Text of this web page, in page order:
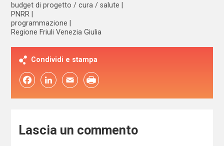
budget di progetto / cura / salute
PNRR
programmazione
Regione Friuli Venezia Giulia
Condividi e stampa
FacebookLinkedIn Email
Lascia un commento